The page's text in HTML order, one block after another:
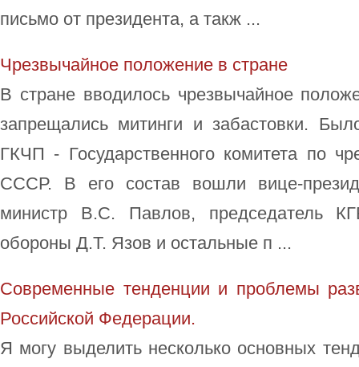
письмо от президента, а такж ...
Чрезвычайное положение в стране
В стране вводилось чрезвычайное
запрещались митинги и забастовки.
ГКЧП - Государственного комитета по
СССР. В его состав вошли вице-
министр В.С. Павлов, председатель
обороны Д.Т. Язов и остальные п ...
Современные тенденции и проблемы
Российской Федерации.
Я могу выделить несколько основных